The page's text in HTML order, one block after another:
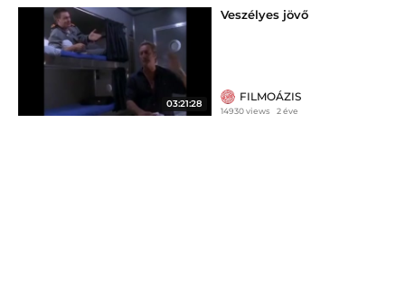
03:21:28
Veszélyes jövő
FILMOÁZIS
14930 views 2 éve